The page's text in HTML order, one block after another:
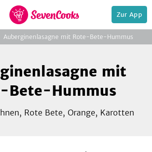
zur
Startseite
Zur App
Auberginenlasagne mit Rote-Bete-Hummus
www.myshoots.de
mit
Bete-Hummus
Rote Bete, Orange, Karotten